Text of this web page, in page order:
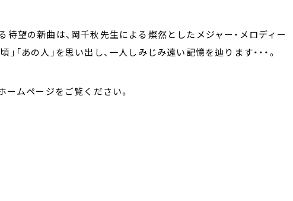
待望の新曲は、岡千秋先生による燦然としたメジャー・メロディー
「あの人」を思い出し、一人しみじみ遠い記憶を辿ります・・・。
ムページをご覧ください。